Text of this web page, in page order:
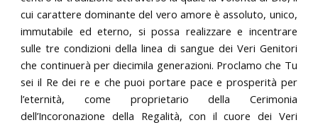
cui carattere dominante del vero amore è assoluto, unico,
immutabile ed eterno, si possa realizzare e incentrare
sulle tre condizioni della linea di sangue dei Veri Genitori
che continuerà per diecimila generazioni. Proclamo che Tu
sei il Re dei re e che puoi portare pace e prosperità per
l’eternità, come proprietario della Cerimonia
dell’Incoronazione della Regalità, con il cuore dei Veri